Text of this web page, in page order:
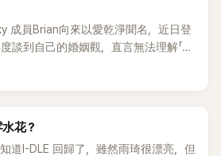
成員Brian向來以愛乾淨聞名，近日登
談到自己的婚姻觀，直言無法理解「連
要愛」這種說法，更大方表明自己是不
花？
道I-DLE 回歸了，雖然雨琦很漂亮，但